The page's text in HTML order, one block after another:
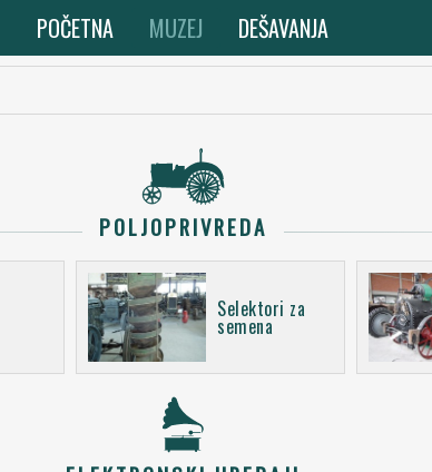
POČETNA MUZEJ DEŠAVANJA
POLJOPRIVREDA
Selektori za
semena